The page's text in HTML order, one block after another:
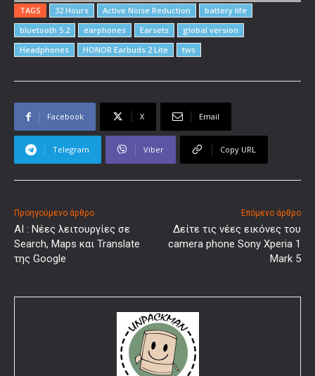
TAGS 32 Hours Active Noise Reduction
battery life
bluetooth 5.2
earphones Earsets
global version
Headphones
HONOR Earbuds 2 Lite tws
Facebook X Email
Telegram Viber Copy URL
Προηγούμενο άρθρο
AI : Νέες λειτουργίες σε
Search, Maps και Translate
της Google
Επόμενο άρθρο
Δείτε τις νέες εικόνες του
camera phone Sony Xperia 1
Mark 5